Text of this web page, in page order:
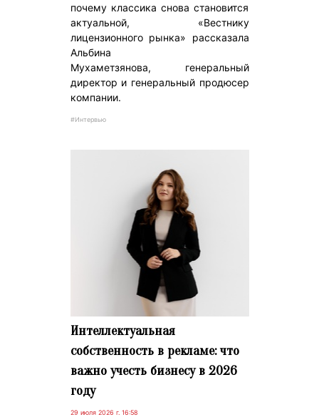
почему классика снова становится
актуальной, «Вестнику
лицензионного рынка» рассказала
Альбина
Мухаметзянова, генеральный
директор и генеральный продюсер
компании.
#Интервью
Интеллектуальная
собственность в рекламе: что
важно учесть бизнесу в 2026
году
29 июля 2026 г. 16:58